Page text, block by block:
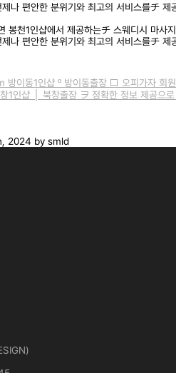
나 편안한 분위기와 최고의 서비스를チ
봉천1인샵에서 제공하는チ 스웨디시 마
나 편안한 분위기와 최고의 서비스를チ
방이동1인샵 º 방이동출장 ロ 오피가자 회
1인샵 │ 북창출장 ヲ 정확한 정보 제공으
2024 by smld